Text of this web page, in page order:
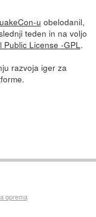
u obelodanil,
teden in na voljo
Public License -GPL.
razvoja iger za
oprema